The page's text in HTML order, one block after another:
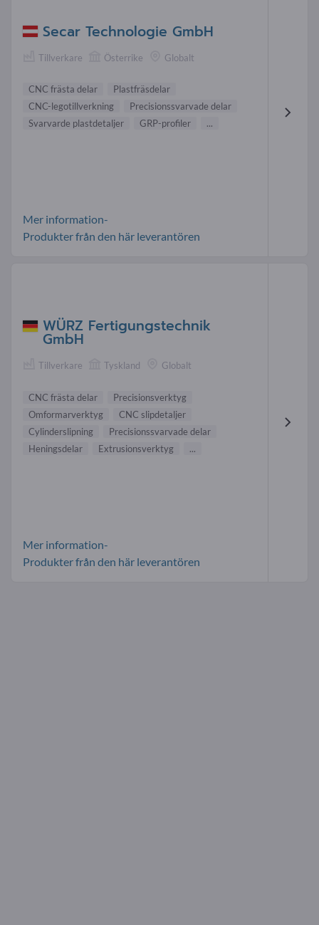
Secar Technologie GmbH
Tillverkare Österrike Globalt
CNC frästa delar
Plastfräsdelar
CNC-legotillverkning
Precisionssvarvade delar
Svarvarde plastdetaljer
GRP-profiler ...
Mer information-
Produkter från den här leverantören
WÜRZ Fertigungstechnik
GmbH
Tillverkare Tyskland Globalt
CNC frästa delar
Precisionsverktyg
Omformarverktyg
CNC slipdetaljer
Cylinderslipning
Precisionssvarvade delar
Heningsdelar
Extrusionsverktyg ...
Mer information-
Produkter från den här leverantören